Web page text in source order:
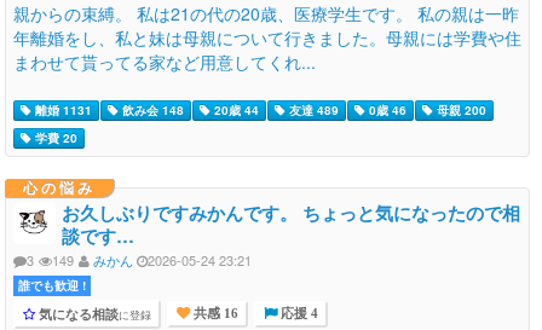
親からの束縛。 私は21の代の20歳、医療学生です。 私の親は一昨
年離婚をし、私と妹は母親について行きました。母親には学費や住
まわせて貰ってる家など用意してくれ...
離婚 1131 飲み会 148 20歳 44 友達 489 0歳 46
母親 200
学費 20
心の悩み
お久しぶりですみかんです。 ちょっと気になったので相
談です…
3 149 みかん 2026-05-24 23:21
誰でも歓迎 !
気になる相談に登録 共感 16 応援 4